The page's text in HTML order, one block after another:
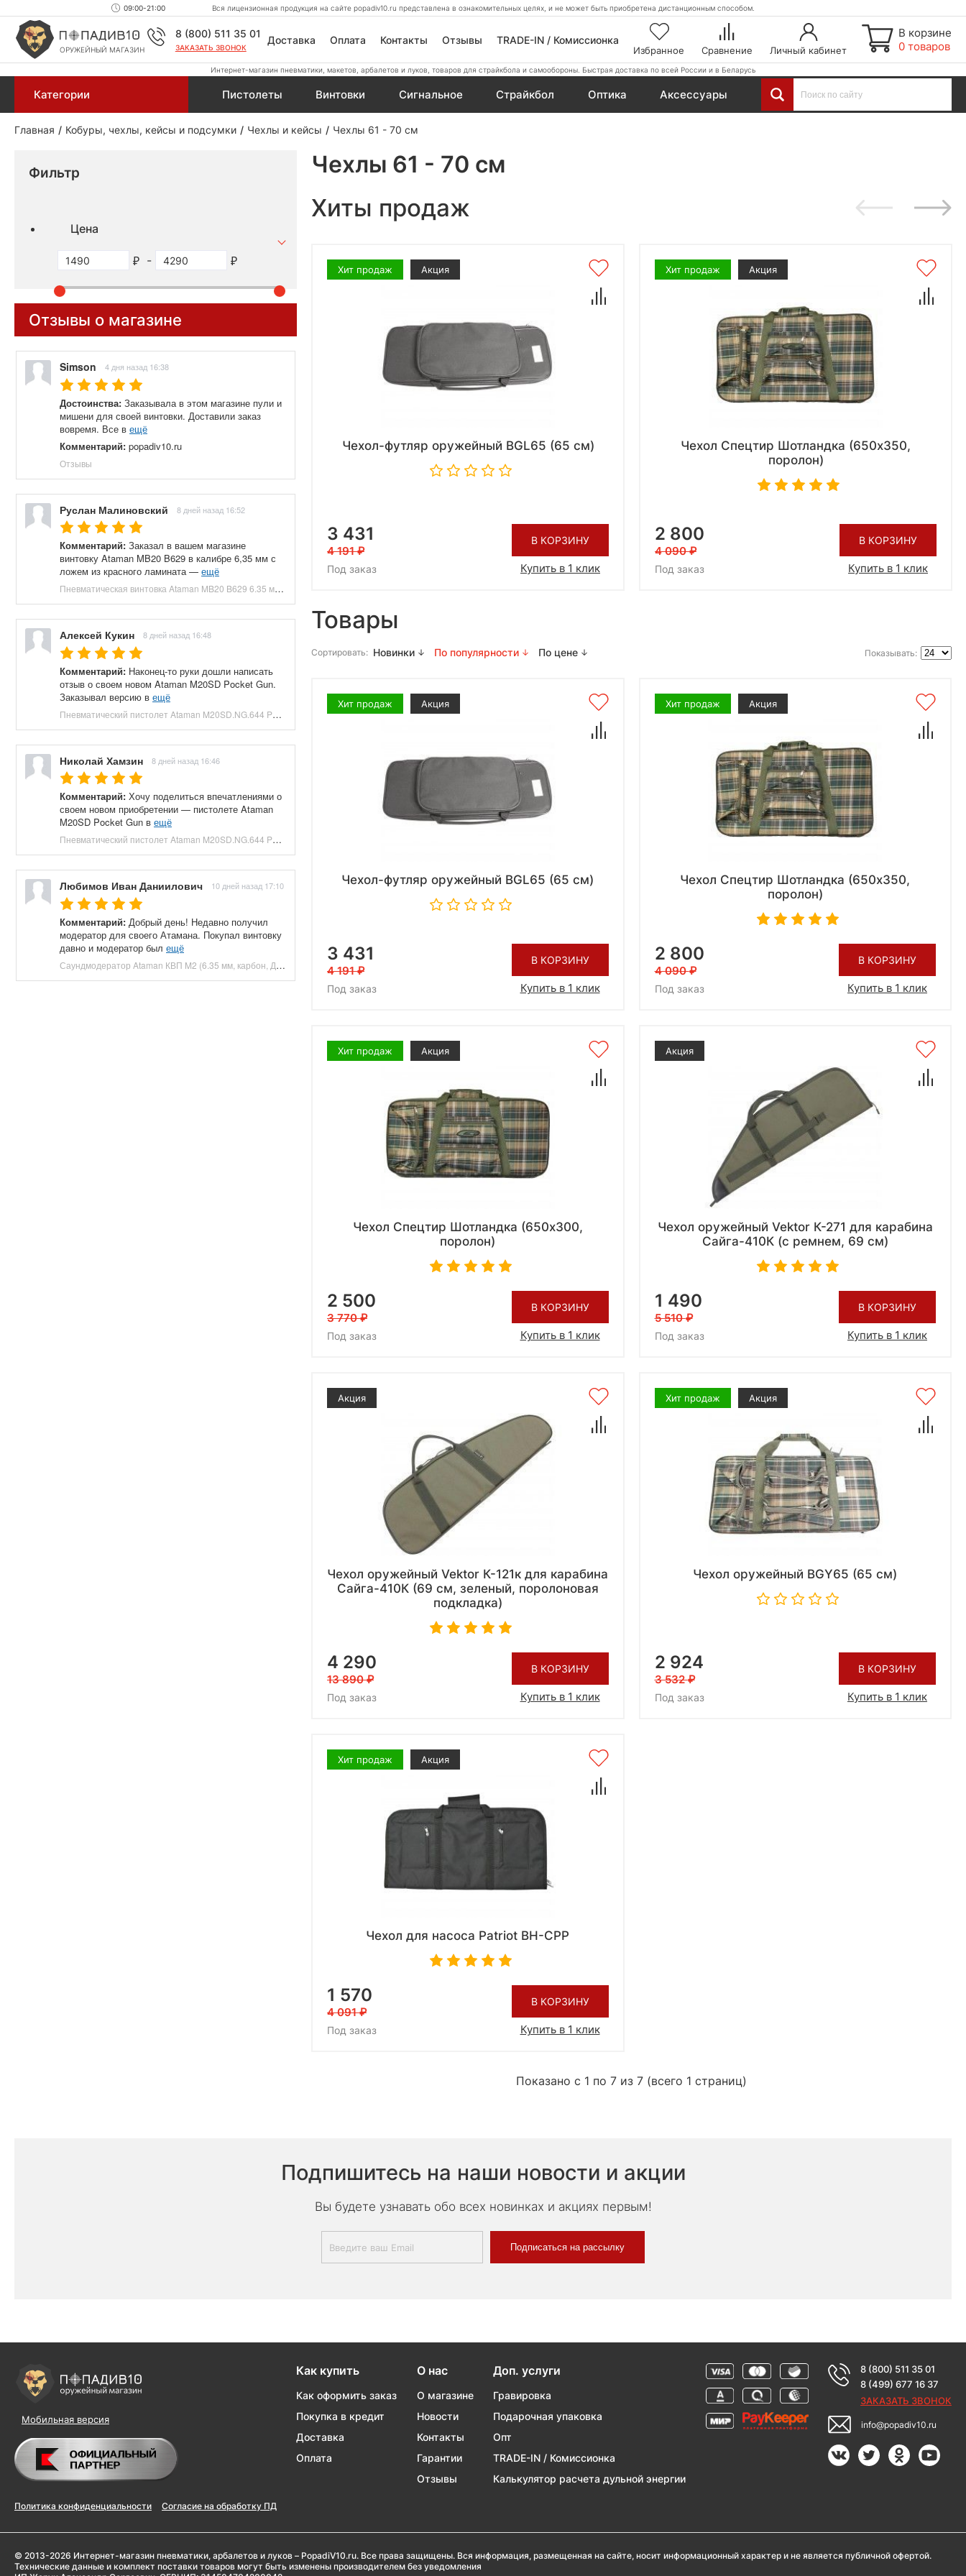
09:00-21:00 Вся лицензионная продукция на сайте popadiv10.ru представлена в ознакомительных целях, и не может быть приобретена дистанционным способом.
ОРУЖЕЙНЫЙ МАГАЗИН
8 (800) 511 35 01
ЗАКАЗАТЬ ЗВОНОК
Доставка Оплата Контакты Отзывы TRADE-IN / Комиссионка
Избранное Сравнение Личный кабинет
В корзине
0 товаров
Интернет-магазин пневматики, макетов, арбалетов и луков, товаров для страйкбола и самообороны. Быстрая доставка по всей России и в Беларусь
Категории Пистолеты Винтовки Сигнальное Страйкбол Оптика Аксессуары
Главная Кобуры, чехлы, кейсы и подсумки Чехлы и кейсы Чехлы 61 - 70 см
Фильтр
Цена
-
Отзывы о магазине
Simson 4 дня назад 16:38
Достоинства: Заказывала в этом магазине пули и
мишени для своей винтовки. Доставили заказ
вовремя. Все в ещё
Комментарий: popadiv10.ru
Отзывы
Руслан Малиновский 8 дней назад 16:52
Комментарий: Заказал в вашем магазине
винтовку Ataman MB20 B629 в калибре 6,35 мм с
ложем из красного ламината — ещё
Пневматическая винтовка Ataman MB20 B629 6.35 мм (редуктор, под полнотел, колба, красный ламинат) купить в Москве и СПБ, цена 153100 руб. Доставка по РФ!
Алексей Кукин 8 дней назад 16:48
Комментарий: Наконец-то руки дошли написать
отзыв о своем новом Ataman M20SD Pocket Gun.
Заказывал версию в ещё
Пневматический пистолет Ataman M20SD.NG.644 Pocket Gun 6.35 мм (приклад, полнотел, бук, зеленый) купить в Москве и СПБ, цена 130000 руб. Доставка по РФ!
Николай Хамзин 8 дней назад 16:46
Комментарий: Хочу поделиться впечатлениями о
своем новом приобретении — пистолете Ataman
M20SD Pocket Gun в ещё
Пневматический пистолет Ataman M20SD.NG.644 Pocket Gun 6.35 мм (приклад, полнотел, бук, красный) купить в Москве и СПБ, цена 130000 руб. Доставка по РФ!
Любимов Иван Даниилович 10 дней назад 17:10
Комментарий: Добрый день! Недавно получил
модератор для своего Атамана. Покупал винтовку
давно и модератор был ещё
Саундмодератор Ataman КВП M2 (6.35 мм, карбон, ДТК) купить в Москве и СПБ, цена 12210 руб. Доставка по РФ!
Чехлы 61 - 70 см
Хиты продаж
Хит продаж Акция
Чехол-футляр оружейный BGL65 (65 см)
3 431
4 191
Под заказ
В КОРЗИНУ
Купить в 1 клик
Хит продаж Акция
Чехол Спецтир Шотландка (650х350,
поролон)
2 800
4 090
Под заказ
В КОРЗИНУ
Купить в 1 клик
Товары
Сортировать: Новинки По популярности По цене Показывать:
Хит продаж Акция
Чехол-футляр оружейный BGL65 (65 см)
3 431
4 191
Под заказ
В КОРЗИНУ
Купить в 1 клик
Хит продаж Акция
Чехол Спецтир Шотландка (650х350,
поролон)
2 800
4 090
Под заказ
В КОРЗИНУ
Купить в 1 клик
Хит продаж Акция
Чехол Спецтир Шотландка (650x300,
поролон)
2 500
3 770
Под заказ
В КОРЗИНУ
Купить в 1 клик
Акция
Чехол оружейный Vektor К-271 для карабина
Сайга-410К (с ремнем, 69 см)
1 490
5 510
Под заказ
В КОРЗИНУ
Купить в 1 клик
Акция
Чехол оружейный Vektor К-121к для карабина
Сайга-410К (69 см, зеленый, поролоновая
подкладка)
4 290
13 890
Под заказ
В КОРЗИНУ
Купить в 1 клик
Хит продаж Акция
Чехол оружейный BGY65 (65 см)
2 924
3 532
Под заказ
В КОРЗИНУ
Купить в 1 клик
Хит продаж Акция
Чехол для насоса Patriot BH-CPP
1 570
4 091
Под заказ
В КОРЗИНУ
Купить в 1 клик
Показано с 1 по 7 из 7 (всего 1 страниц)
Подпишитесь на наши новости и акции
Вы будете узнавать обо всех новинках и акциях первым!
Подписаться на рассылку
Мобильная версия
Политика конфиденциальности Согласие на обработку ПД
Как купить
Как оформить заказ
Покупка в кредит
Доставка
Оплата
О нас
О магазине
Новости
Контакты
Гарантии
Отзывы
Доп. услуги
Гравировка
Подарочная упаковка
Опт
TRADE-IN / Комиссионка
Калькулятор расчета дульной энергии
8 (800) 511 35 01
8 (499) 677 16 37
ЗАКАЗАТЬ ЗВОНОК
info@popadiv10.ru
© 2013-2026 Интернет-магазин пневматики, арбалетов и луков – PopadiV10.ru. Все права защищены. Вся информация, размещенная на сайте, носит информационный характер и не является публичной офертой.
Технические данные и комплект поставки товаров могут быть изменены производителем без уведомления